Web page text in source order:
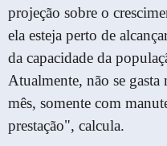
projeção sobre o
ela esteja perto de
da capacidade da
Atualmente, não se
mês, somente com
prestação", calcula.